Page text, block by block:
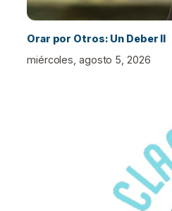
Orar por Otros: Un Deber II
miércoles, agosto 5, 2026